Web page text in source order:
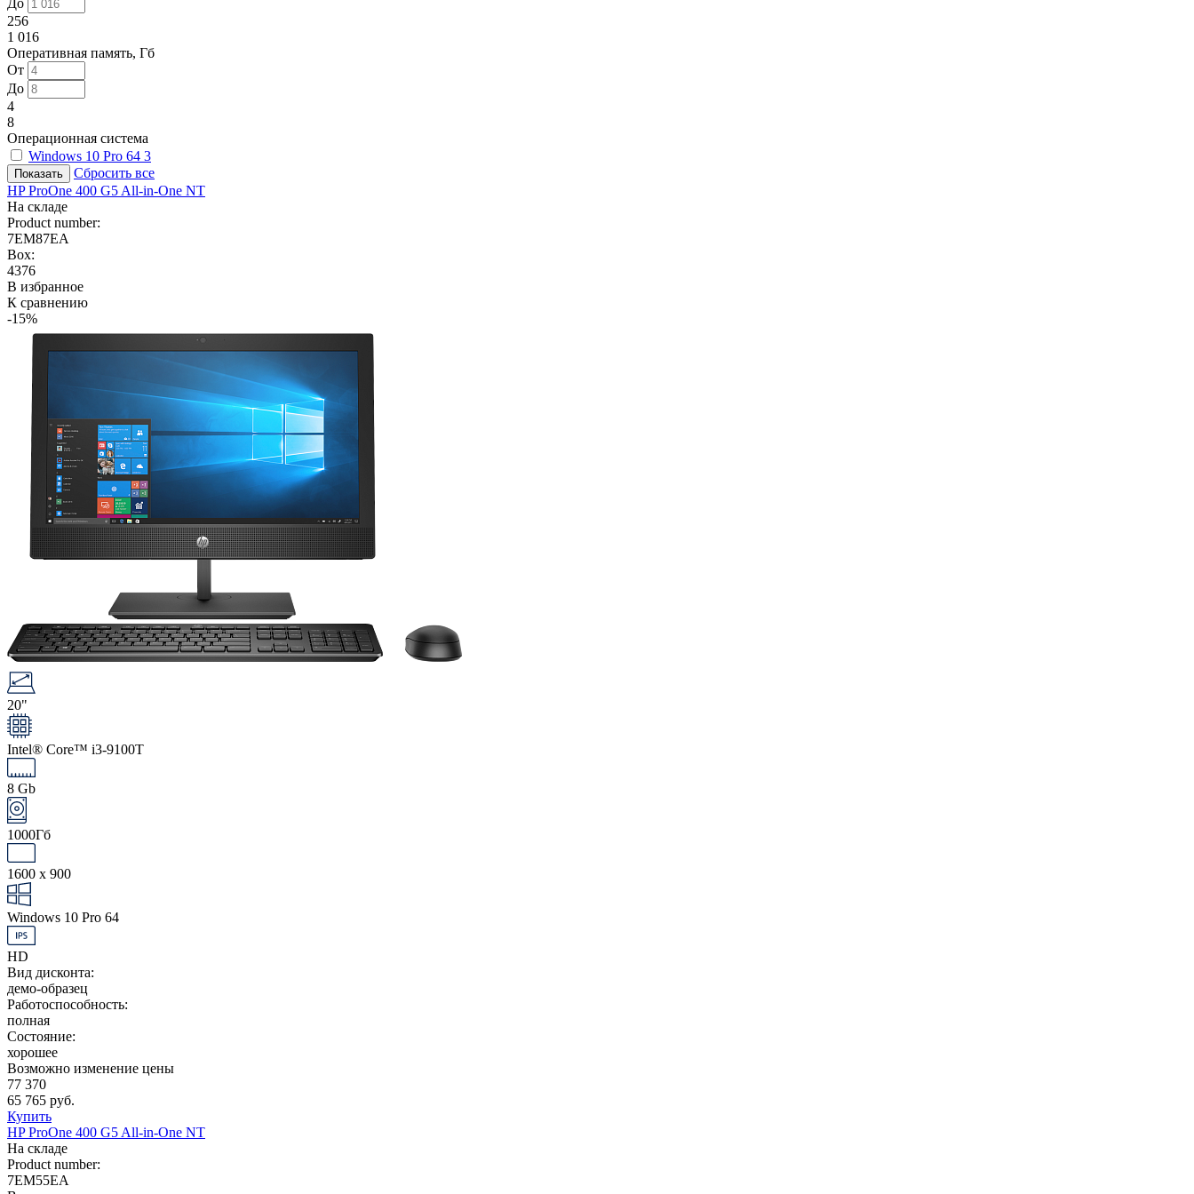
256
1 016
Оперативная память, Гб
От
До
4
8
Операционная система
Windows 10 Pro 64 3
Сбросить все
HP ProOne 400 G5 All-in-One NT
На складе
Product number:
7EM87EA
Box:
4376
В избранное
К сравнению
-15%
20"
Intel® Core™ i3-9100T
8 Gb
1000Гб
1600 x 900
Windows 10 Pro 64
HD
Вид дисконта:
демо-образец
Работоспособность:
полная
Состояние:
хорошее
Возможно изменение цены
77 370
65 765 руб.
Купить
HP ProOne 400 G5 All-in-One NT
На складе
Product number:
7EM55EA